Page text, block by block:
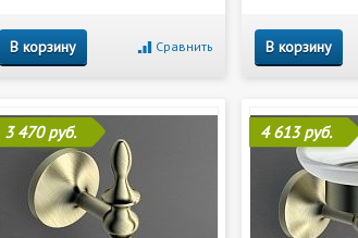
В корзину Сравнить В корзину
3 470 руб. 4 613 руб.